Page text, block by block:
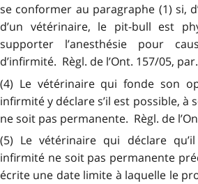
se conformer au paragraphe (1) si,
d’un vétérinaire, le pit-bull est
supporter l’anesthésie pour
d’infirmité. Règl. de l’Ont. 157/05,
(4) Le vétérinaire qui fonde son
infirmité y déclare s’il est possible, à
ne soit pas permanente. Règl. de
(5) Le vétérinaire qui déclare
infirmité ne soit pas permanente
écrite une date limite à laquelle le